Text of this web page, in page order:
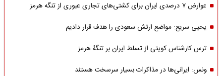
عوارض ۷ درصدی ایران برای کشتی‌های تجاری عبوری از تنگه هرمز
یحیی سریع: مواضع ارتش سعودی را هدف قرار دادیم
ترس کارشناس کویتی از تسلط ایران بر تنگۀ هرمز
ونس: ایرانی‌ها در مذاکرات بسیار سرسخت هستند